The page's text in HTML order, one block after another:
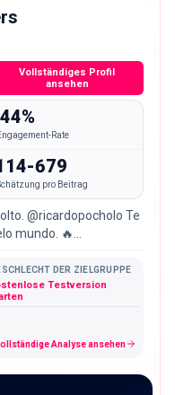
Vollständiges Profil
ansehen
Rate
679
pro Beitrag
@ricardopocholo Te
mundo. 🔥
DER ZIELGRUPPE
Testversion
Analyse ansehen